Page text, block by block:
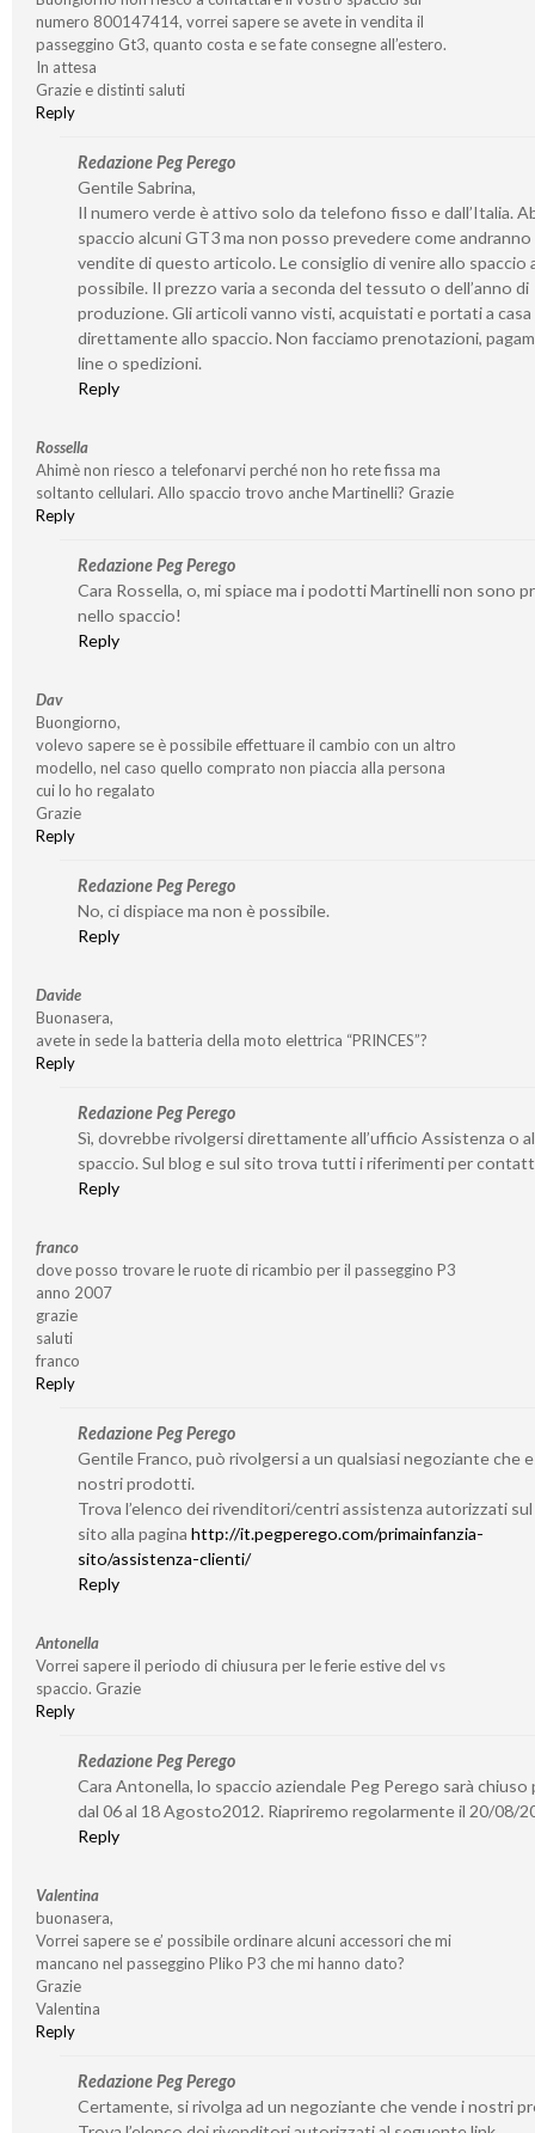
numero 800147414, vorrei sapere se avete in vendita il
passeggino Gt3, quanto costa e se fate consegne all’estero.
In attesa
Grazie e distinti saluti
Reply
Redazione Peg Perego
Gentile Sabrina,
Il numero verde è attivo solo da telefono fisso e dall’Italia.
spaccio alcuni GT3 ma non posso prevedere come andranno
vendite di questo articolo. Le consiglio di venire allo spaccio
possibile. Il prezzo varia a seconda del tessuto o dell’anno di
produzione. Gli articoli vanno visti, acquistati e portati a casa
direttamente allo spaccio. Non facciamo prenotazioni,
line o spedizioni.
Reply
Rossella
Ahimè non riesco a telefonarvi perché non ho rete fissa ma
soltanto cellulari. Allo spaccio trovo anche Martinelli? Grazie
Reply
Redazione Peg Perego
Cara Rossella, o, mi spiace ma i podotti Martinelli non sono
nello spaccio!
Reply
Dav
Buongiorno,
volevo sapere se è possibile effettuare il cambio con un altro
modello, nel caso quello comprato non piaccia alla persona
cui lo ho regalato
Grazie
Reply
Redazione Peg Perego
No, ci dispiace ma non è possibile.
Reply
Davide
Buonasera,
avete in sede la batteria della moto elettrica “PRINCES”?
Reply
Redazione Peg Perego
Sì, dovrebbe rivolgersi direttamente all’ufficio Assistenza o
spaccio. Sul blog e sul sito trova tutti i riferimenti per
Reply
franco
dove posso trovare le ruote di ricambio per il passeggino P3
anno 2007
grazie
saluti
franco
Reply
Redazione Peg Perego
Gentile Franco, può rivolgersi a un qualsiasi negoziante che
nostri prodotti.
Trova l’elenco dei rivenditori/centri assistenza autorizzati
sito alla pagina http://it.pegperego.com/primainfanzia-
sito/assistenza-clienti/
Reply
Antonella
Vorrei sapere il periodo di chiusura per le ferie estive del vs
spaccio. Grazie
Reply
Redazione Peg Perego
Cara Antonella, lo spaccio aziendale Peg Perego sarà chiuso
dal 06 al 18 Agosto2012. Riapriremo regolarmente il 20/08/
Reply
Valentina
buonasera,
Vorrei sapere se e’ possibile ordinare alcuni accessori che mi
mancano nel passeggino Pliko P3 che mi hanno dato?
Grazie
Valentina
Reply
Redazione Peg Perego
Certamente, si rivolga ad un negoziante che vende i nostri